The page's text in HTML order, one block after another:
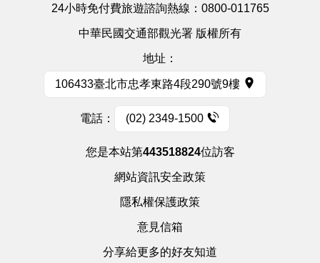
24小時免付費旅遊諮詢熱線： 0800-011765
中華民國交通部觀光署 版權所有
地址：
106433臺北市忠孝東路4段290號9樓
電話： (02) 2349-1500
您是本站第443518824位訪客
網站資訊安全政策
隱私權保護政策
意見信箱
分享給更多的好友知道